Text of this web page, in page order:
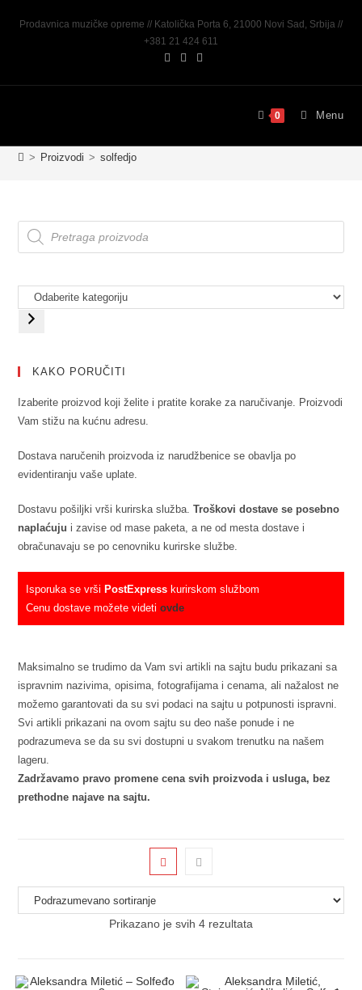
Prodavnica muzičke opreme // Katolička Porta 6, 21000 Novi Sad, Srbija //
+381 21 424 611
0 Menu
> Proizvodi > solfedjo
KAKO PORUČITI
Izaberite proizvod koji želite i pratite korake za naručivanje. Proizvodi
Vam stižu na kućnu adresu.
Dostava naručenih proizvoda iz narudžbenice se obavlja po
evidentiranju vaše uplate.
Dostavu pošiljki vrši kurirska služba.Troškovi dostave se posebno
naplaćuju i zavise od mase paketa, a ne od mesta dostave i
obračunavaju se po cenovniku kurirske službe.
Isporuka se vrši PostExpress kurirskom službom
Cenu dostave možete videtiovde
Maksimalno se trudimo da Vam svi artikli na sajtu budu prikazani sa
ispravnim nazivima, opisima, fotografijama i cenama, ali nažalost ne
možemo garantovati da su svi podaci na sajtu u potpunosti ispravni.
Svi artikli prikazani na ovom sajtu su deo naše ponude i ne
podrazumeva se da su svi dostupni u svakom trenutku na našem
lageru.
Zadržavamo pravo promene cena svih proizvoda i usluga, bez
prethodne najave na sajtu.
Prikazano je svih 4 rezultata